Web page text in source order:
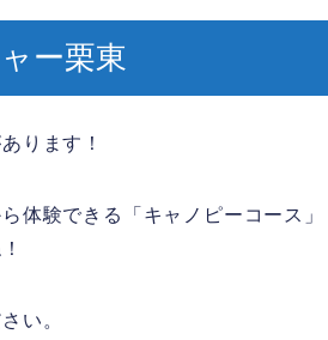
ー栗東
ります！
体験できる「キャノピーコース」
い。